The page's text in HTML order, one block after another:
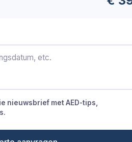
nieuwsbrief met AED-tips,